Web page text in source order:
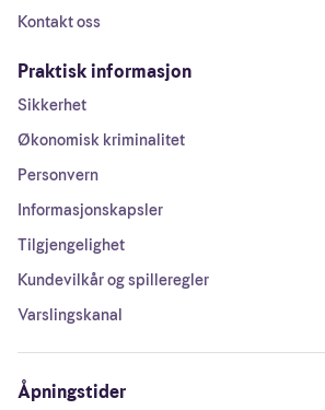
Kontakt oss
Praktisk informasjon
Sikkerhet
Økonomisk kriminalitet
Personvern
Informasjonskapsler
Tilgjengelighet
Kundevilkår og spilleregler
Varslingskanal
Åpningstider